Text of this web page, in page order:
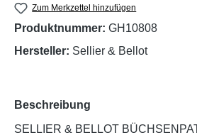
Zum Merkzettel hinzufügen
Produktnummer: GH10808
Hersteller: Sellier & Bellot
Beschreibung
SELLIER & BELLOT